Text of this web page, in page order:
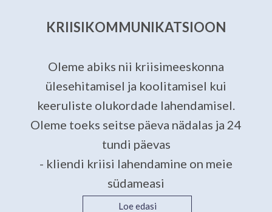
KRIISIKOMMUNIKATSIOON
Oleme abiks nii kriisimeeskonna
ülesehitamisel ja koolitamisel kui
keeruliste olukordade lahendamisel.
Oleme toeks seitse päeva nädalas ja 24
tundi päevas
- kliendi kriisi lahendamine on meie
südameasi
Loe edasi